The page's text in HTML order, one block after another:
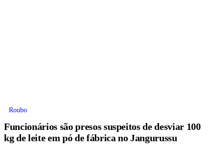
Roubo
Funcionários são presos suspeitos de desviar 100
kg de leite em pó de fábrica no Jangurussu